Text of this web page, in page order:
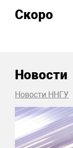
Скоро
Новости
Новости ННГУ